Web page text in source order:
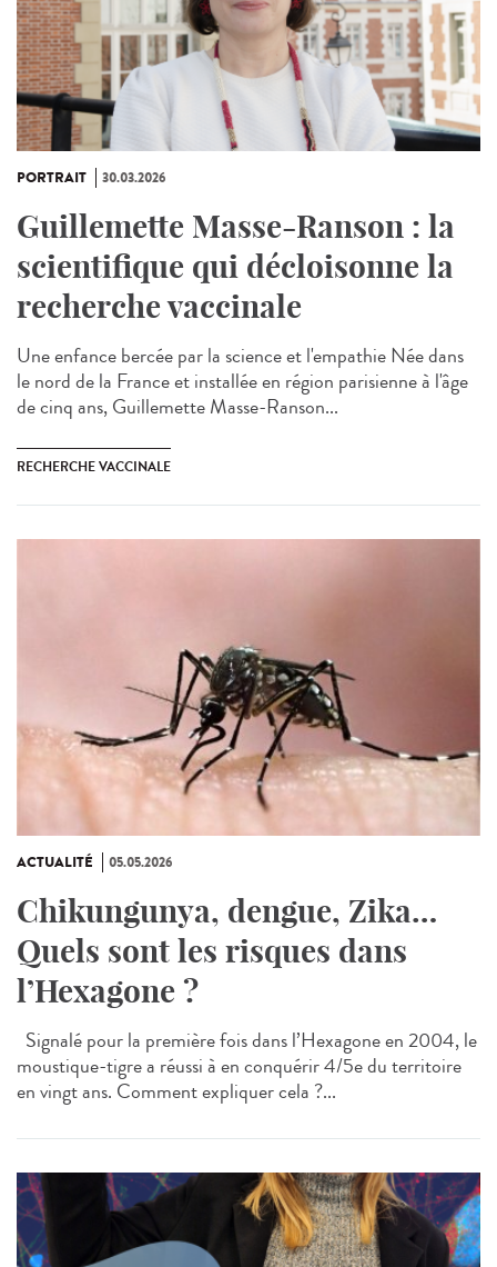
PORTRAIT 30.03.2026
Guillemette Masse-Ranson : la
scientifique qui décloisonne la
recherche vaccinale
Une enfance bercée par la science et l'empathie Née dans
le nord de la France et installée en région parisienne à l'âge
de cinq ans, Guillemette Masse-Ranson...
RECHERCHE VACCINALE
ACTUALITÉ 05.05.2026
Chikungunya, dengue, Zika…
Quels sont les risques dans
l’Hexagone ?
Signalé pour la première fois dans l’Hexagone en 2004, le
moustique-tigre a réussi à en conquérir 4/5e du territoire
en vingt ans. Comment expliquer cela ?...